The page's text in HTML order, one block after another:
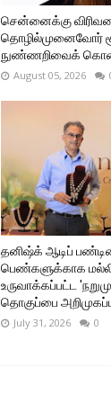
சென்னைக்கு
தொழில்முனைவோர்
நுண்ணறிவைக்
August 05, 2026
தனிஷ்க் ஆடிப்
பெண்களுக்காக
உருவாக்கப்பட்ட
தொகுப்பை
July 31, 2026 0